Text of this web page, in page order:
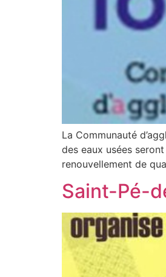
La Communauté
des eaux usées
renouvellement de
Saint-Pé-